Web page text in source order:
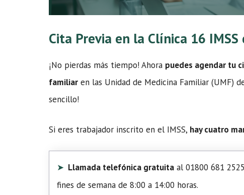
Cita Previa en la Clínica 16
¡No pierdas más tiempo! Ahora puedes agendar tu
familiar en las Unidad de Medicina Familiar (UMF)
sencillo!
Si eres trabajador inscrito en el IMSS, hay cuatro
Llamada telefónica gratuita al 01800 681
fines de semana de 8:00 a 14:00 horas.